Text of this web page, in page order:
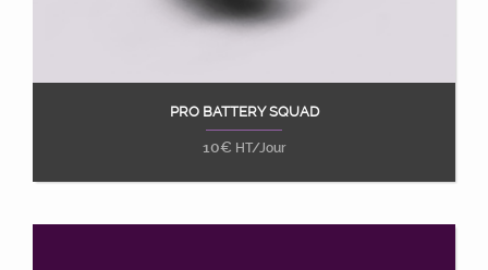
Ajouter au panier
PRO BATTERY SQUAD
10€ HT/Jour